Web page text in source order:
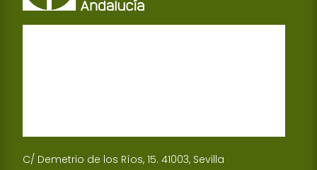
C/ Demetrio de los Ríos, 15. 41003, Sevilla